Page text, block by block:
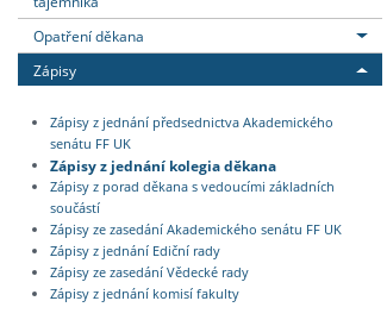
Opatření děkana
Zápisy
Zápisy z jednání předsednictva Akademického
senátu FF UK
Zápisy z jednání kolegia děkana
Zápisy z porad děkana s vedoucími základních
součástí
Zápisy ze zasedání Akademického senátu FF UK
Zápisy z jednání Ediční rady
Zápisy ze zasedání Vědecké rady
Zápisy z jednání komisí fakulty